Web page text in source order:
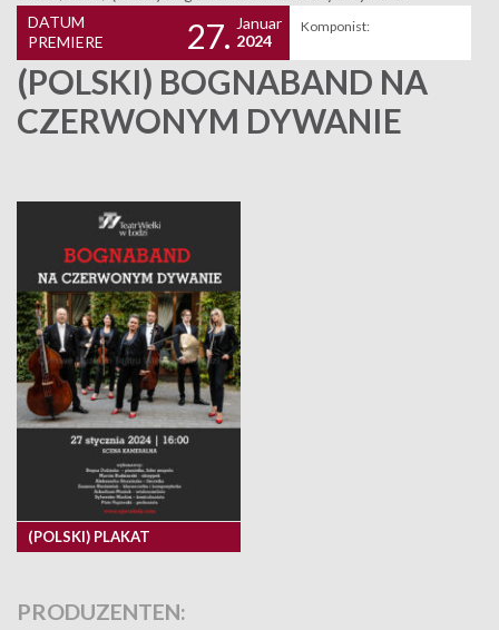
DATUM
PREMIERE
27. Januar
2024
Komponist:
(POLSKI) BOGNABAND NA
CZERWONYM DYWANIE
(POLSKI) PLAKAT
PRODUZENTEN: